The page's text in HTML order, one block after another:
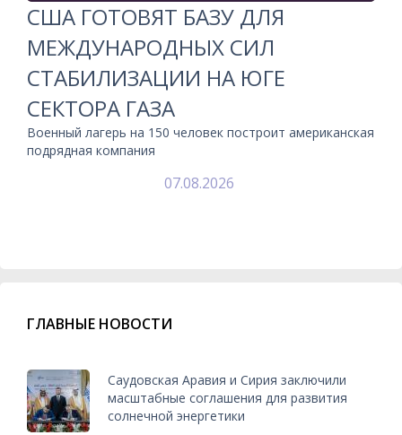
США ГОТОВЯТ БАЗУ ДЛЯ
МЕЖДУНАРОДНЫХ СИЛ
СТАБИЛИЗАЦИИ НА ЮГЕ
СЕКТОРА ГАЗА
Военный лагерь на 150 человек построит американская
подрядная компания
07.08.2026
ГЛАВНЫЕ НОВОСТИ
Саудовская Аравия и Сирия заключили
масштабные соглашения для развития
солнечной энергетики